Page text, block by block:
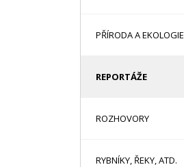
PŘÍRODA A EKOLOGIE
REPORTÁŽE
ROZHOVORY
RYBNÍKY, ŘEKY, ATD.